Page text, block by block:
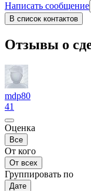
Написать сообщение
В список контактов
Отзывы о
mdp80
41
Оценка
Все
От кого
От всех
Группировать по
Дате